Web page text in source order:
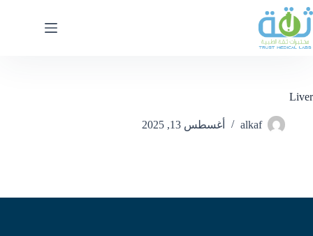
Liver
alkaf أغسطس 13, 2025